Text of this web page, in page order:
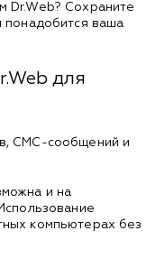
Dr.Web? Сохраните
понадобится ваша
для
СМС-сообщений и
и на
компьютерах без